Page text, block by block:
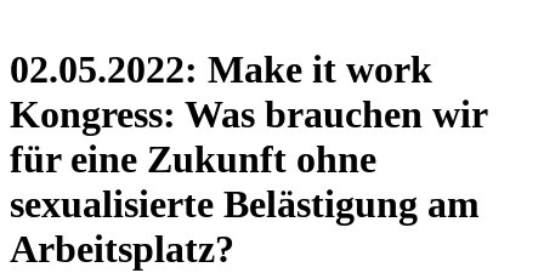
02.05.2022: Make it work
Kongress: Was brauchen wir
für eine Zukunft ohne
sexualisierte Belästigung am
Arbeitsplatz?